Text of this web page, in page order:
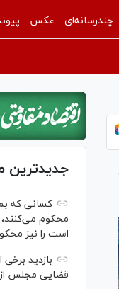
چندرسانه‌ای عکس
جدیدترین
کسانی که
محکوم می‌کنند،
است را نیز
بازدید
قضایی مجلس از